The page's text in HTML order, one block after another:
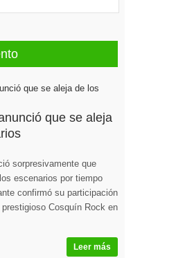
que se aleja
sorpresivamente que
escenarios por tiempo
confirmó su participación
Cosquín Rock en
Leer más